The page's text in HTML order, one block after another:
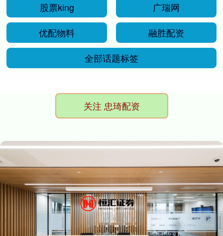
股票king
广瑞网
优配物料
融胜配资
全部话题标签
关注 忠琦配资